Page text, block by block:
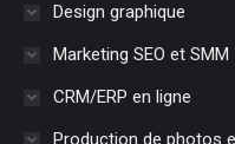
Design graphique
Marketing SEO et SMM
CRM/ERP en ligne
Production de photos